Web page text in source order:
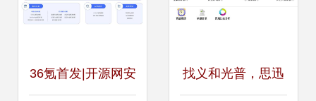
36氪首发|开源网安 找义和光普，思迅